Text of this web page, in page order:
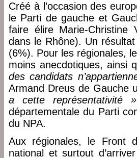
Créé à l’occasion des
le Parti de gauche et
faire élire Marie-Christine
dans le Rhône). Un
(6%). Pour les régionales,
moins anecdotiques, ainsi
des candidats
Armand Dreus de Gauche
a cette représentativité »
départementale du Parti
du NPA.
Aux régionales, le Front
national et surtout